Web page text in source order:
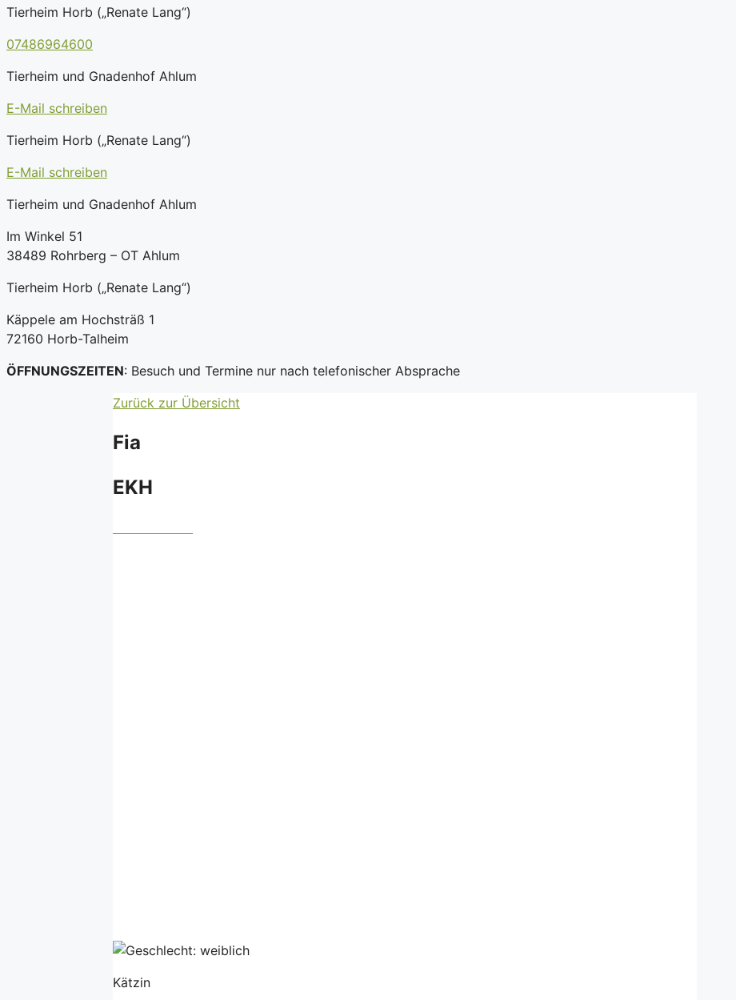
Tierheim Horb („Renate Lang“)
07486964600
Tierheim und Gnadenhof Ahlum
E-Mail schreiben
Tierheim Horb („Renate Lang“)
E-Mail schreiben
Tierheim und Gnadenhof Ahlum
Im Winkel 51
38489 Rohrberg – OT Ahlum
Tierheim Horb („Renate Lang“)
Käppele am Hochsträß 1
72160 Horb-Talheim
ÖFFNUNGSZEITEN: Besuch und Termine nur nach telefonischer Absprache
Zurück zur Übersicht
Fia
EKH
Kätzin